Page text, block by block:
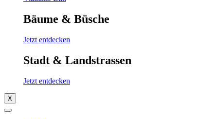
Bäume & Büsche
Jetzt entdecken
Stadt & Landstrassen
Jetzt entdecken
X